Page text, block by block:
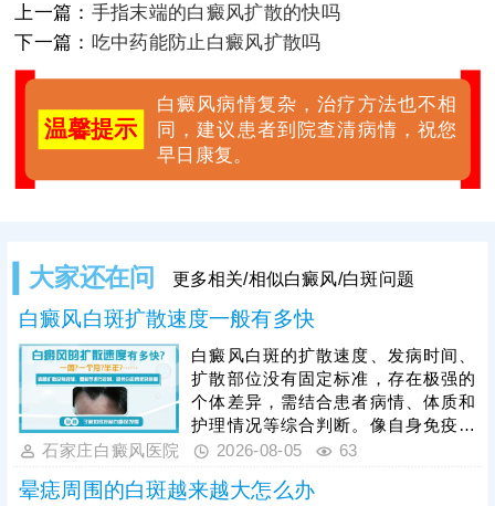
上一篇： 手指末端的白癜风扩散的快吗
下一篇： 吃中药能防止白癜风扩散吗
温馨提示
白癜风病情复杂，治疗方法也不相
同，建议患者到院查清病情，祝您
早日康复。
大家还在问 更多相关/相似白癜风/白斑问题
白癜风白斑扩散速度一般有多快
白癜风白斑的扩散速度、发病时间、
扩散部位没有固定标准，存在极强的
个体差异，需结合患者病情、体质和
护理情况等综合判断。像自身免疫紊
乱、精神压力大、外伤、熬夜等因
制病情，患者发病后需及时就医，根
石家庄白癜风医院 2026-08-05 63
晕痣周围的白斑越来越大怎么办